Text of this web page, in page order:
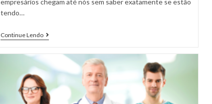
empresários chegam até nós sem saber exatamente se estão
tendo…
Continue Lendo